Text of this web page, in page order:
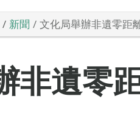
新聞 文化局舉辦非遺零距
非遺零